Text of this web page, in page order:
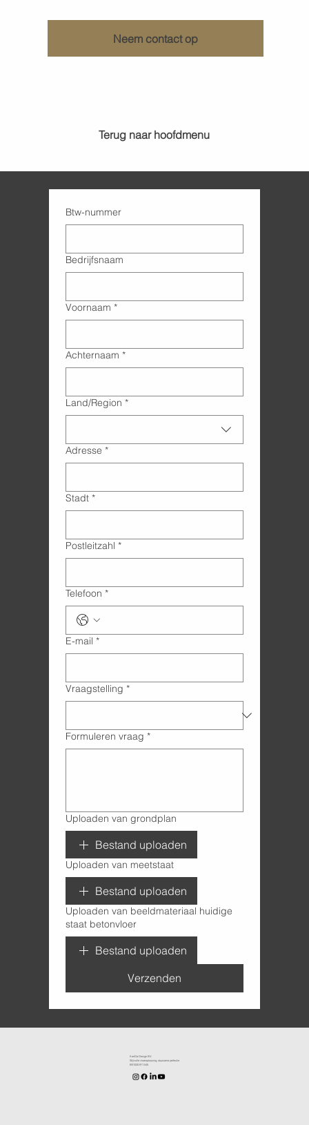
Neem contact op
Terug naar hoofdmenu
Btw-nummer
Bedrijfsnaam
Voornaam *
Achternaam *
Adres met meerdere regels
Land/Region *
Adresse *
Stadt *
Postleitzahl *
Telefoon *
E-mail *
Vraagstelling *
Formuleren vraag *
Uploaden van grondplan
Bestand uploaden
Uploaden van meetstaat
Bestand uploaden
Uploaden van beeldmateriaal huidige
staat betonvloer
Bestand uploaden
Verzenden
KenDa Design BV.
Stijlvolle vloeroplossing, duurzame perfectie
BE1030.911.545